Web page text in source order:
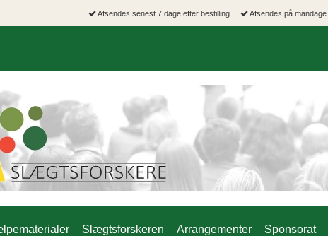
Afsendes senest 7 dage efter bestilling Afsendes på mandage
Slægtsforskeren Arrangementer Sponsorat